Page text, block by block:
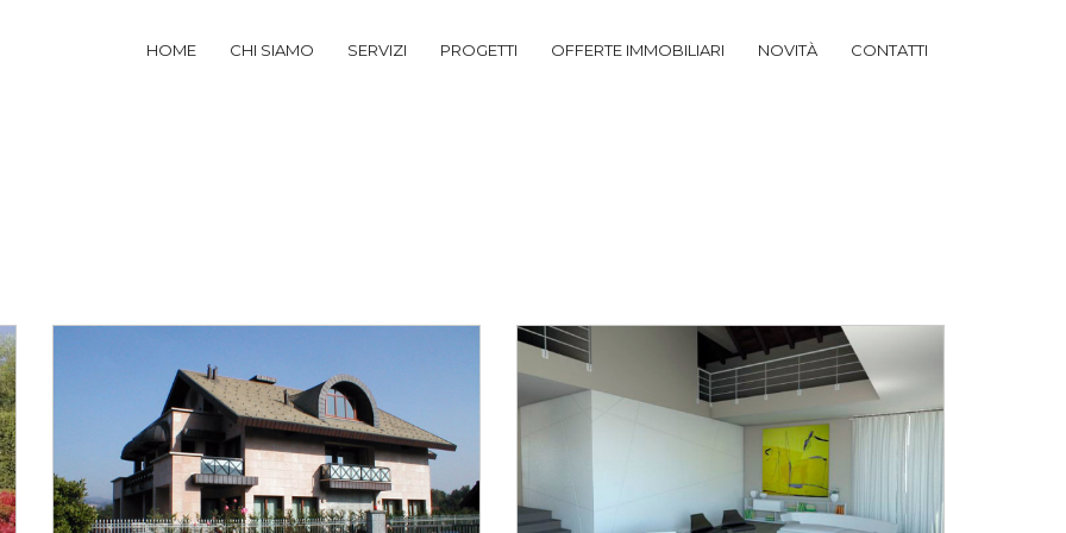
HOME CHI SIAMO SERVIZI PROGETTI OFFERTE IMMOBILIARI NOVITÀ CONTATTI